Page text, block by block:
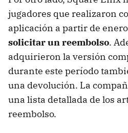
jugadores que realizaron
aplicación a partir de
solicitar un reembolso.
adquirieron la versión
durante este período
una devolución. La
una lista detallada de los
reembolso.